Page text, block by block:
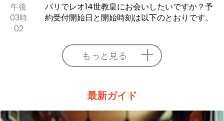
午後
03時
02
パリでレオ14世教皇にお会いしたいですか？予
約受付開始日と開始時刻は以下のとおりです。
もっと見る
最新ガイド